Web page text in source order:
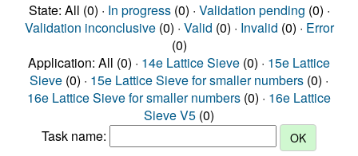
State: All (0) · In progress(0) · Validation pending (0) ·
Validation inconclusive(0) · Valid (0) · Invalid (0) · Error
(0)
Application: All (0) · 14e Lattice Sieve (0) · 15e Lattice
Sieve (0) · 15e Lattice Sieve for smaller numbers (0) ·
16e Lattice Sieve for smaller numbers (0) · 16e Lattice
Sieve V5 (0)
Task name: